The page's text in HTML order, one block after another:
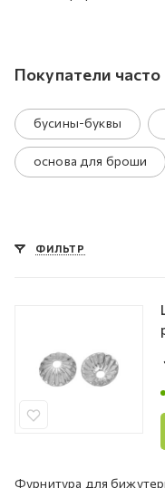
Покупатели
бусины-буквы
основа для броши
ФИЛЬТР
Фурнитура для